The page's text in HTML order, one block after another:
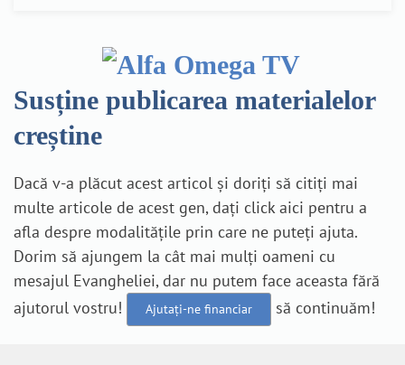
Susține publicarea materialelor
creștine
Dacă v-a plăcut acest articol și doriți să citiți mai
multe articole de acest gen, dați click aici pentru a
afla despre modalitățile prin care ne puteți ajuta.
Dorim să ajungem la cât mai mulți oameni cu
mesajul Evangheliei, dar nu putem face aceasta fără
ajutorul vostru!
Ajutați-ne financiar să continuăm!